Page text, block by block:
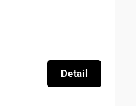
Detail